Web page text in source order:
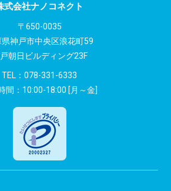
式会社ナノコネクト
〒650-0035
県神戸市中央区浪花町59
朝日ビルディング23F
TEL： 078-331-6333
間：10:00-18:00 [月～金]